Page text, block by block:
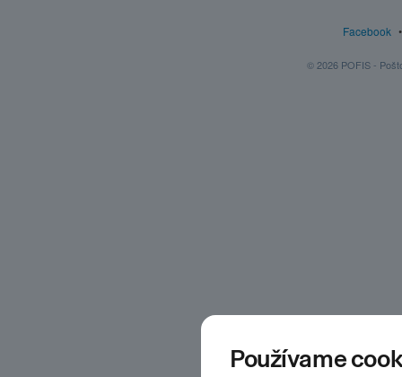
Facebook
© 2026 POFIS -